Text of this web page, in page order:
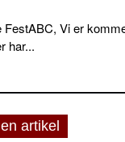
Vi er
har...
artikel